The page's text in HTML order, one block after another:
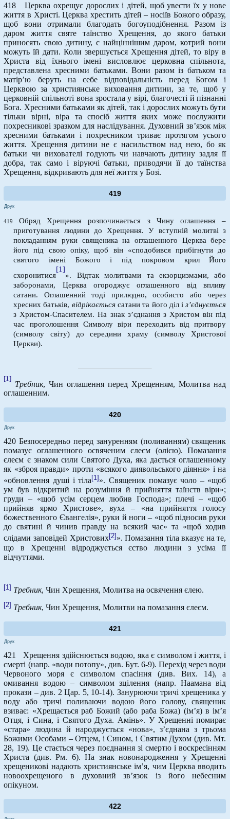
418 Церква охрещує дорослих і дітей, щоб увести їх у нове
життя в Христі. Церква хрестить дітей – носіїв Божого образу,
щоб вони отримали благодать богоуподібнення. Разом із
даром життя святе таїнство Хрещення, до якого батьки
приносять свою дитину, є найціннішим даром, котрий вони
можуть їй дати. Коли звершується Хрещення дітей, то віру в
Христа від їхнього імені висловлює церковна спільнота,
представлена хресними батьками. Вони разом із батьком та
матір’ю беруть на себе відповідальність перед Богом і
Церквою за християнське виховання дитини, за те, щоб у
церковній спільноті вона зростала у вірі, благочесті й пізнанні
Бога. Хресними батьками як дітей, так і дорослих можуть бути
тільки вірні, віра та спосіб життя яких може послужити
похресникові зразком для наслідування. Духовний зв’язок між
хресними батьками і похресником триває протягом усього
життя. Хрещення дитини не є насильством над нею, бо як
батьки чи вихователі годують чи навчають дитину задля її
добра, так само і віруючі батьки, приводячи її до таїнства
Хрещення, відкривають для неї життя у Бозі.
419
Друк
419 Обряд Хрещення розпочинається з Чину оглашення –
приготування людини до Хрещення. У вступній молитві з
покладанням руки священика на оглашенного Церква бере
його під свою опіку, щоб він «сподобився прибігнути до
святого імені Божого і під покровом крил Його
схоронитися
[1]
». Відтак молитвами та екзорцизмами, або
заборонами, Церква огороджує оглашенного від впливу
сатани. Оглашенний тоді прилюдно, особисто або через
хресних батьків, відрікаєтьсясатани та його діл із’єднується
з Христом-Спасителем. На знак з’єднання з Христом він під
час проголошення Символу віри переходить від притвору
(символу світу) до середини храму (символу Христової
Церкви).
[1]
Требник, Чин оглашення перед Хрещенням, Молитва над
оглашенним.
420
Друк
420 Безпосередньо перед зануренням (поливанням) священик
помазує оглашенного освяченим єлеєм (олією). Помазання
єлеєм є знаком сили Святого Духа, яка дається оглашенному
як «зброя правди» проти «всякого диявольського діяння» і на
«обновлення душі і тіла [1] ». Священик помазує чоло – «щоб
ум був відкритий на розуміння й прийняття таїнств віри»;
груди – «щоб усім серцем любив Господа»; плечі – «щоб
прийняв ярмо Христове», вуха – «на прийняття голосу
божественного Євангелія», руки й ноги – «щоб підносив руки
до святині й чинив правду на всякий час» та «щоб ходив
слідами заповідей Христових[2]». Помазання тіла вказує на те,
що в Хрещенні відроджується єство людини з усіма її
відчуттями.
[1] Требник, Чин Хрещення, Молитва на освячення єлею.
[2] Требник, Чин Хрещення, Молитви на помазання єлеєм.
421
Друк
421 Хрещення здійснюється водою, яка є символом і життя, і
смерті (напр. «води потопу», див. Бут. 6-9). Перехід через води
Червоного моря є символом спасіння (див. Вих. 14), а
омивання водою – символом зцілення (напр. Наамана від
прокази – див. 2 Цар. 5, 10-14). Занурюючи тричі хрещеника у
воду або тричі поливаючи водою його голову, священик
взиває: «Хрещається раб Божий (або раба Божа) (ім’я) в ім’я
Отця, і Сина, і Святого Духа. Амінь». У Хрещенні помирає
«стара» людина й народжується «нова», з’єднана з трьома
Божими Особами – Отцем, і Сином, і Святим Духом (див. Мт.
28, 19). Це стається через поєднання зі смертю і воскресінням
Христа (див. Рм. 6). На знак новонародження у Хрещенні
хрещеникові надають християнське ім’я, чим Церква вводить
новоохрещеного в духовний зв’язок із його небесним
опікуном.
422